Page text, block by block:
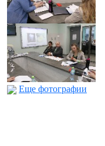
Еще фотографии